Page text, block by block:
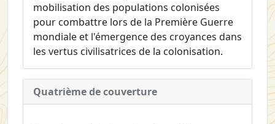
mobilisation des populations colonisées
pour combattre lors de la Première Guerre
mondiale et l'émergence des croyances dans
les vertus civilisatrices de la colonisation.
Quatrième de couverture